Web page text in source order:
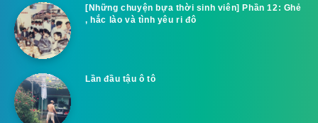
[Những chuyện bựa thời sinh viên] Phần 12: Ghẻ
, hắc lào và tình yêu ri đô
Lần đầu tậu ô tô